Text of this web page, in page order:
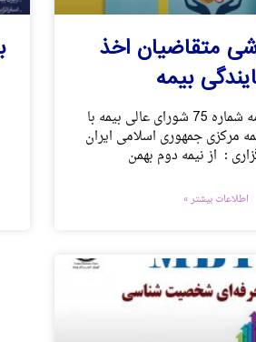
متقاضیان اخذ
بیمه
بر اساس آیین نامه شماره 75 شورای عالی بیمه با
مرکزی جمهوری اسلامی ایران
: از نیمه دوم بهمن
اطلاعات بیشتر »